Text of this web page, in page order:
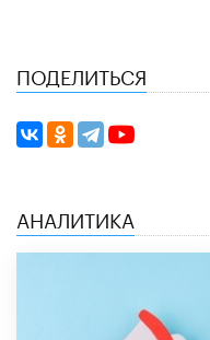
ПОДЕЛИТЬСЯ
АНАЛИТИКА